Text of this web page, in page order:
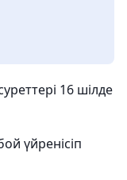
16 шілде
үйренісіп